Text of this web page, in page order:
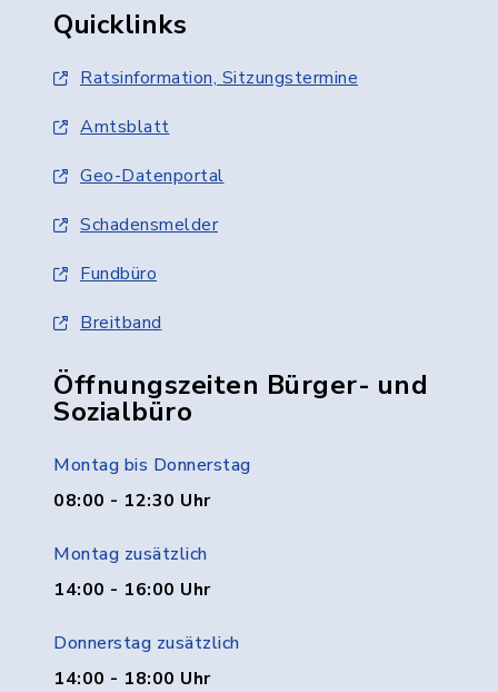
Quicklinks
Ratsinformation, Sitzungstermine
Amtsblatt
Geo-Datenportal
Schadensmelder
Fundbüro
Breitband
Öffnungszeiten Bürger- und
Sozialbüro
Montag bis Donnerstag
08:00 - 12:30 Uhr
Montag zusätzlich
14:00 - 16:00 Uhr
Donnerstag zusätzlich
14:00 - 18:00 Uhr